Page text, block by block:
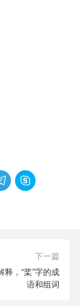

下一篇
释，“桨”字的成
语和组词